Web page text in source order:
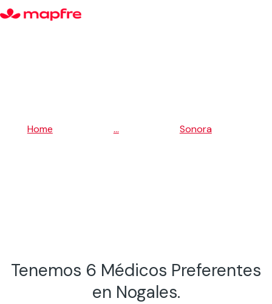
Home ... Sonora
Tenemos 6 Médicos Preferentes
en Nogales.